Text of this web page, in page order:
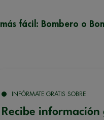
fácil: Bombero o
INFÓRMATE GRATIS SOBRE
Recibe información